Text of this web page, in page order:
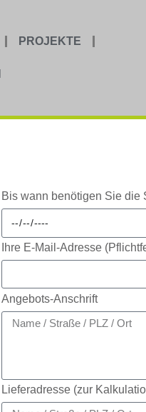
PROJEKTE
Bis wann benötigen Sie die
Ihre E-Mail-Adresse
Angebots-Anschrift
Lieferadresse (zur